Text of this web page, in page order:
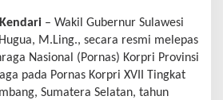
– Wakil Gubernur Sulawesi
M.Ling., secara resmi melepas
Nasional (Pornas) Korpri Provinsi
pada Pornas Korpri XVII Tingkat
Sumatera Selatan, tahun